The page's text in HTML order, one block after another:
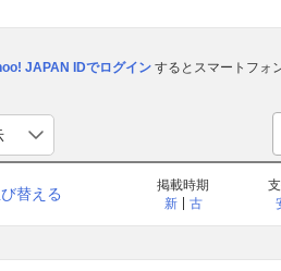
JAPAN IDでログインするとスマートフォ
替える
掲載時期
新
古